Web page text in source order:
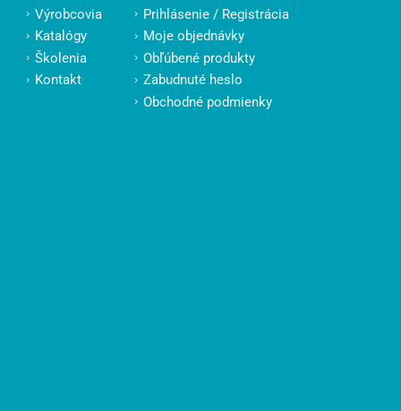
Výrobcovia
Katalógy
Školenia
Kontakt
Prihlásenie / Registrácia
Moje objednávky
Obľúbené produkty
Zabudnuté heslo
Obchodné podmienky